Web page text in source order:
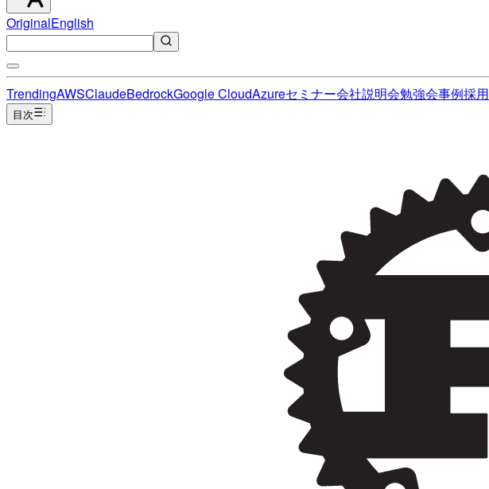
OriginalEnglish
TrendingAWSClaudeBedrockGoogle CloudAzureセミナー会社説明会勉強会事例採用
目次